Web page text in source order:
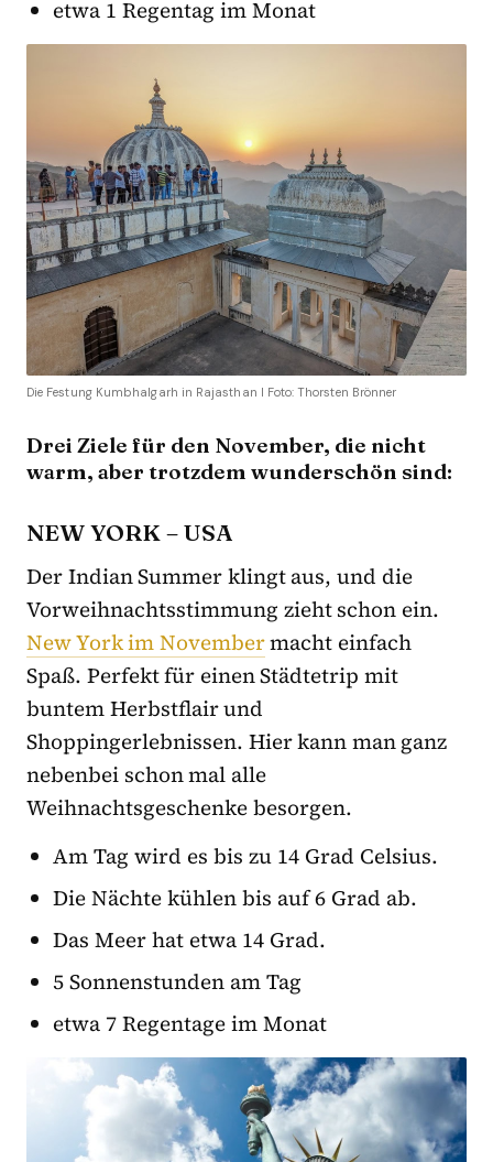
etwa 1 Regentag im Monat
Die Festung Kumbhalgarh in Rajasthan I Foto: Thorsten Brönner
Drei Ziele für den November, die nicht
warm, aber trotzdem wunderschön sind:
NEW YORK – USA
Der Indian Summer klingt aus, und die
Vorweihnachtsstimmung zieht schon ein.
New York im Novembermacht einfach
Spaß. Perfekt für einen Städtetrip mit
buntem Herbstflair und
Shoppingerlebnissen. Hier kann man ganz
nebenbei schon mal alle
Weihnachtsgeschenke besorgen.
Am Tag wird es bis zu 14 Grad Celsius.
Die Nächte kühlen bis auf 6 Grad ab.
Das Meer hat etwa 14 Grad.
5 Sonnenstunden am Tag
etwa 7 Regentage im Monat